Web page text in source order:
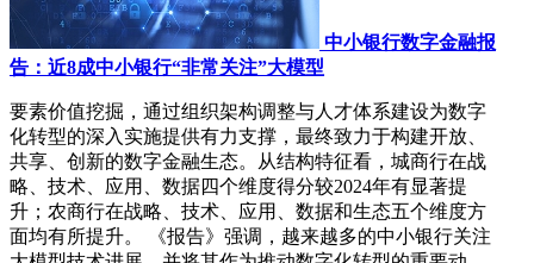
中小银行数字金融报
告：近8成中小银行“非常关注”大模型
要素价值挖掘，通过组织架构调整与人才体系建设为数字
化转型的深入实施提供有力支撑，最终致力于构建开放、
共享、创新的数字金融生态。从结构特征看，城商行在战
略、技术、应用、数据四个维度得分较2024年有显著提
升；农商行在战略、技术、应用、数据和生态五个维度方
面均有所提升。 《报告》强调，越来越多的中小银行关注